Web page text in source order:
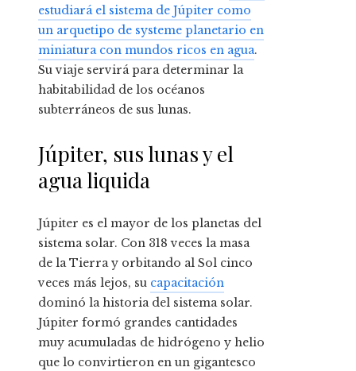
estudiará el sistema de Júpiter como
un arquetipo de systeme planetario en
miniatura con mundos ricos en agua.
Su viaje servirá para determinar la
habitabilidad de los océanos
subterráneos de sus lunas.
Júpiter, sus lunas y el
agua liquida
Júpiter es el mayor de los planetas del
sistema solar. Con 318 veces la masa
de la Tierra y orbitando al Sol cinco
veces más lejos, su capacitación
dominó la historia del sistema solar.
Júpiter formó grandes cantidades
muy acumuladas de hidrógeno y helio
que lo convirtieron en un gigantesco